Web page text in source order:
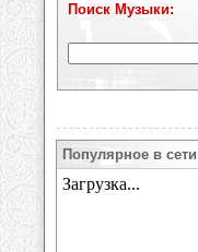
Поиск Музыки:
Популярное в сети